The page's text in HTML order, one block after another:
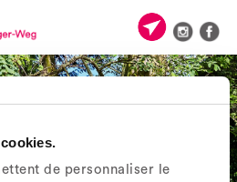
de personnaliser le